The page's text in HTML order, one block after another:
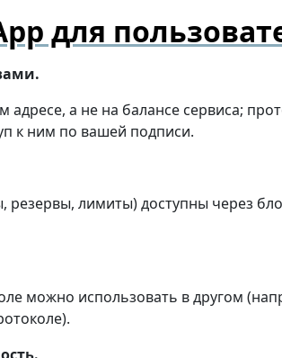
для
адресе, а не на балансе сервиса;
к ним по вашей подписи.
резервы, лимиты) доступны через
можно использовать в другом